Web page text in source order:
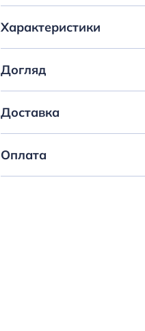
Характеристики
Догляд
Доставка
Оплата